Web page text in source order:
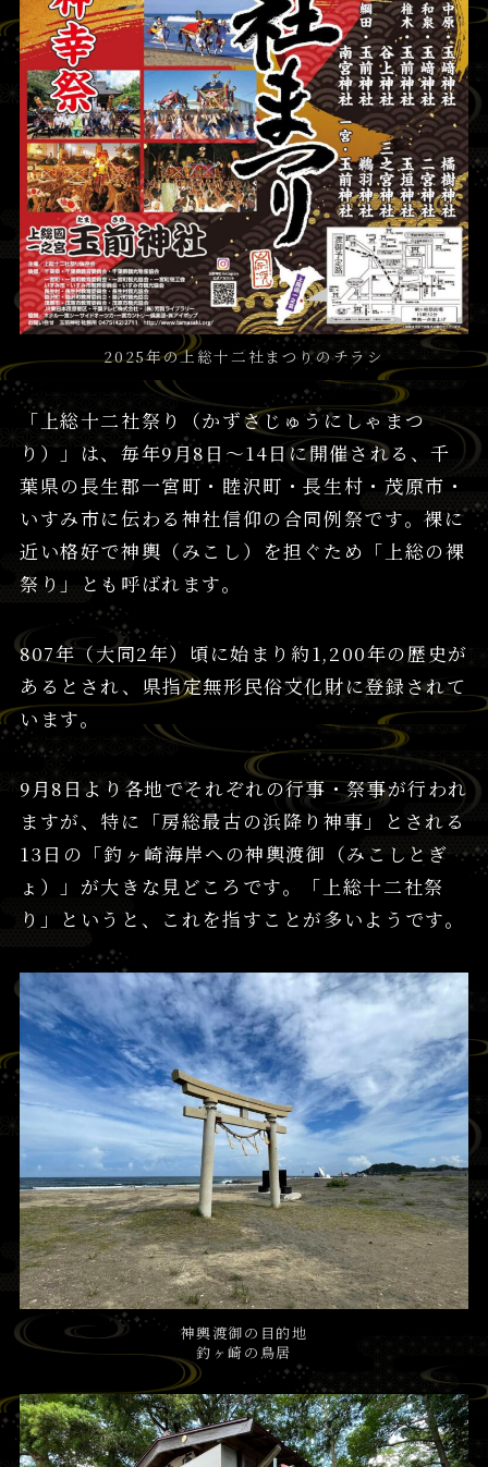
2025年の上総十二社まつりのチラシ
「上総十二社祭り（かずさじゅうにしゃまつ
り）」は、毎年9月8日～14日に開催される、千
葉県の長生郡一宮町・睦沢町・長生村・茂原市・
いすみ市に伝わる神社信仰の合同例祭です。裸に
近い格好で神輿（みこし）を担ぐため「上総の裸
祭り」とも呼ばれます。
807年（大同2年）頃に始まり約1,200年の歴史が
あるとされ、県指定無形民俗文化財に登録されて
います。
9月8日より各地でそれぞれの行事・祭事が行われ
ますが、特に「房総最古の浜降り神事」とされる
13日の「釣ヶ崎海岸への神輿渡御（みこしとぎ
ょ）」が大きな見どころです。「上総十二社祭
り」というと、これを指すことが多いようです。
神輿渡御の目的地
釣ヶ崎の鳥居